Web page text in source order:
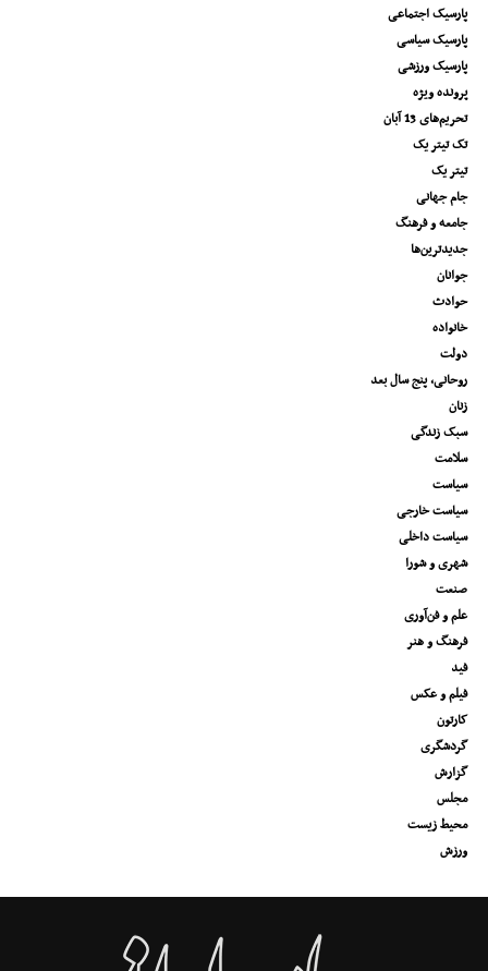
پارسیک اجتماعی
پارسیک سیاسی
پارسیک ورزشی
پرونده ویژه
تحریم‌های 13 آبان
تک تیتر یک
تیتر یک
جام جهانی
جامعه و فرهنگ
جدیدترین‌ها
جوانان
حوادث
خانواده
دولت
روحانی، پنج سال بعد
زنان
سبک زندگی
سلامت
سیاست
سیاست خارجی
سیاست داخلی
شهری و شورا
صنعت
علم و فن‌آوری
فرهنگ و هنر
فید
فیلم و عکس
کارتون
گردشگری
گزارش
مجلس
محیط زیست
ورزش